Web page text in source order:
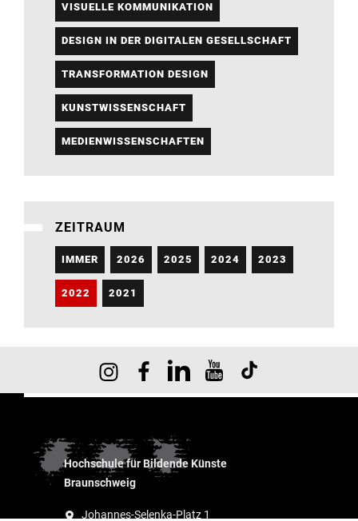
VISUELLE KOMMUNIKATION
DESIGN IN DER DIGITALEN GESELLSCHAFT
TRANSFORMATION DESIGN
KUNSTWISSENSCHAFT
MEDIENWISSENSCHAFTEN
ZEITRAUM
IMMER 2026 2025 2024 2023
2022 2021
Hochschule für Bildende Künste
Braunschweig
Johannes-Selenka-Platz 1